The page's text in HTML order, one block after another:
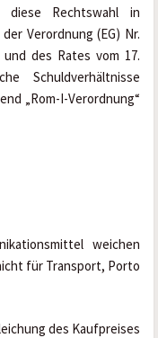
diese Rechtswahl in
Verordnung (EG) Nr.
und des Rates vom 17.
Schuldverhältnisse
„Rom-I-Verordnung“
weichen
für Transport, Porto
des Kaufpreises